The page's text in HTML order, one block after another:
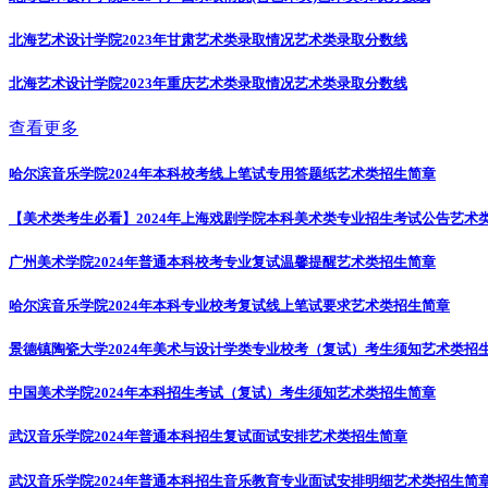
北海艺术设计学院2023年甘肃艺术类录取情况艺术类录取分数线
北海艺术设计学院2023年重庆艺术类录取情况艺术类录取分数线
查看更多
哈尔滨音乐学院2024年本科校考线上笔试专用答题纸艺术类招生简章
【美术类考生必看】2024年上海戏剧学院本科美术类专业招生考试公告艺术
广州美术学院2024年普通本科校考专业复试温馨提醒艺术类招生简章
哈尔滨音乐学院2024年本科专业校考复试线上笔试要求艺术类招生简章
景德镇陶瓷大学2024年美术与设计学类专业校考（复试）考生须知艺术类招
中国美术学院2024年本科招生考试（复试）考生须知艺术类招生简章
武汉音乐学院2024年普通本科招生复试面试安排艺术类招生简章
武汉音乐学院2024年普通本科招生音乐教育专业面试安排明细艺术类招生简